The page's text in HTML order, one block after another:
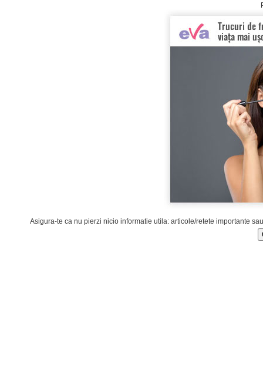
Asigura-te ca nu pierzi nicio informatie utila: articole/retete importante